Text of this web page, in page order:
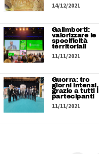
14/12/2021
Galimberti:
valorizzare le
specificità
territoriali
11/11/2021
Guerra: tre
giorni intensi,
grazie a tutti i
partecipanti
11/11/2021